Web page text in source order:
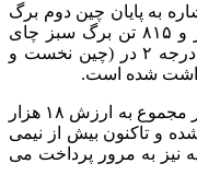
به پایان چین دوم برگ
سبز چای در کشور اظهار کرد: ۸۲ هزار و ۸۱۵ تن برگ سبز چای
شامل؛ ۵۹ درصد درجه یک و ۴۱ درصد درجه ۲ در (چین نخست و
شده است.
وی بیان کرد: این میزان برگ سبز چای در مجموع به ارزش ۱۸ هزار
شده و تاکنون بیش از نیمی
نیز به مرور پرداخت می